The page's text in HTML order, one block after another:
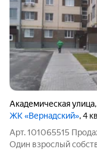
Академическая улица,
ЖК «Вернадский», 4
Арт. 101065515
Один взрослый